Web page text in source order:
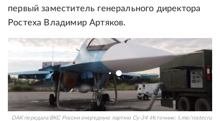
первый заместитель генерального директора
Ростеха Владимир Артяков.
ОАК передала ВКС России очередную партию Су-34 Источник: t.me/rostecru